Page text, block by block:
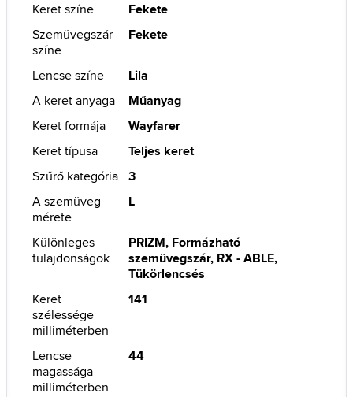
Keret színe
Fekete
Szemüvegszár
színe
Fekete
Lencse színe
Lila
A keret anyaga
Műanyag
Keret formája
Wayfarer
Keret típusa
Teljes keret
Szűrő kategória 3
A szemüveg
mérete
L
Különleges
tulajdonságok
PRIZM, Formázható
szemüvegszár, RX - ABLE,
Tükörlencsés
Keret
szélessége
milliméterben
141
Lencse
magassága
milliméterben
44